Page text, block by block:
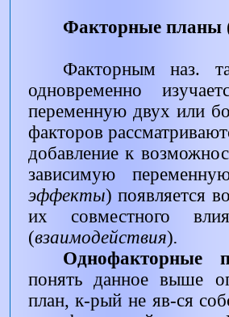
Факторные планы
Факторным наз.
одновременно
переменную двух или
факторов
добавление к
зависимую
эффекты) появляется
их совместного
(взаимодействия).
понять данное выше
план, к-рый не яв-ся